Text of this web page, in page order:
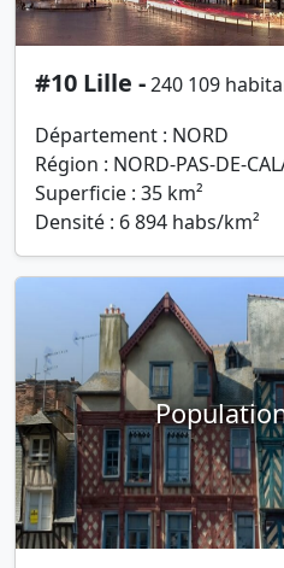
#10 Lille -240 109
Département : NORD
Région : NORD-PAS-DE-
Superficie : 35 km²
Densité : 6 894 habs/km²